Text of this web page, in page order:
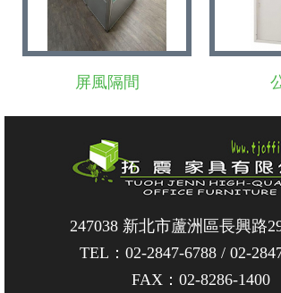
屏風隔間
247038 新北市蘆洲區長興路
TEL： 02-2847-6788 / 02-
FAX：02-8286-1400